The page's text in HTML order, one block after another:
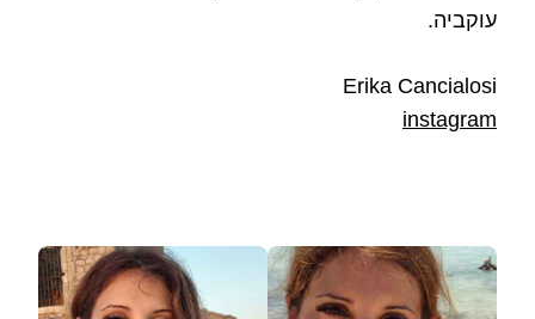
עוקביה.
Erika Cancialosi
instagram